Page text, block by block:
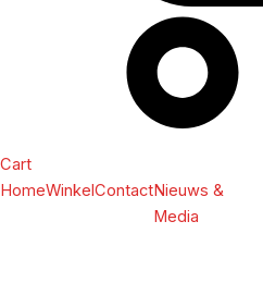
Cart
HomeWinkelContactNieuws &
Media